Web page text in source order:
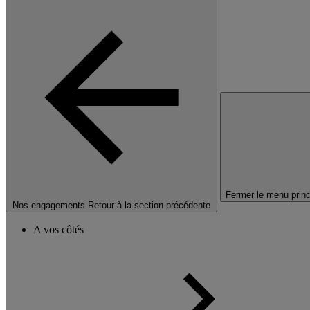
Nos engagements Retour à la section précédente
Fermer le menu
A vos côtés